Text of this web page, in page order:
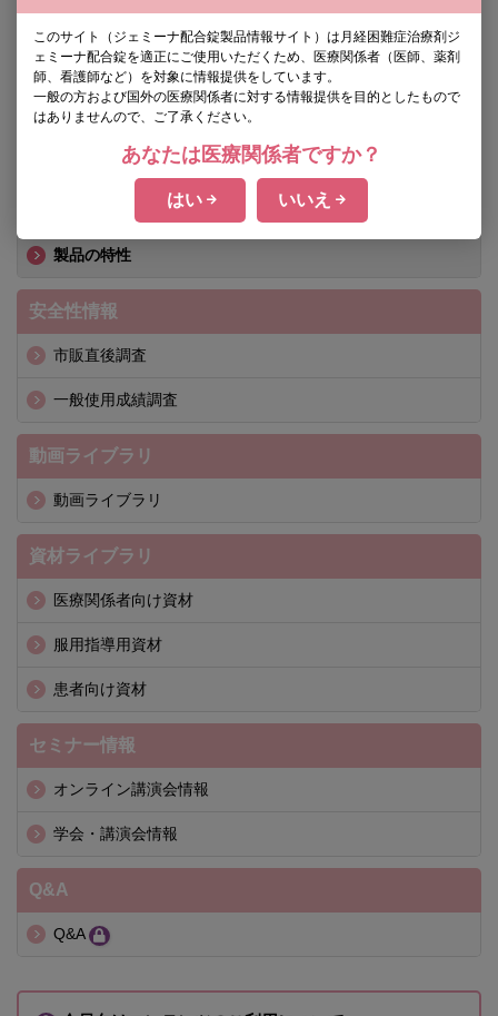
Visual Analogue Scale
製品情報
製品基本情報
製品の特性
安全性情報
市販直後調査
一般使用成績調査
動画ライブラリ
動画ライブラリ
資材ライブラリ
医療関係者向け資材
服用指導用資材
患者向け資材
セミナー情報
オンライン講演会情報
学会・講演会情報
Q&A
Q&A
このサイト（ジェミーナ配合錠製品情報サイト）は月経困難症治療剤ジ
ェミーナ配合錠を適正にご使用いただくため、医療関係者（医師、薬剤
師、看護師など）を対象に情報提供をしています。
一般の方および国外の医療関係者に対する情報提供を目的としたもので
はありませんので、ご了承ください。
あなたは医療関係者ですか？
はい いいえ